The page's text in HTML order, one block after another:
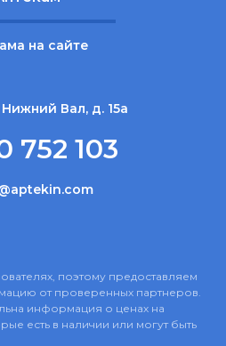
на сайте
Нижний Вал, д. 15а
752 103
поэтому предоставляем
от проверенных партнеров.
информация о ценах на
есть в наличии или могут быть